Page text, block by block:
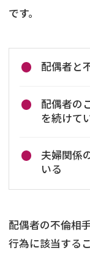
です。
配偶者と
配偶者の
を続けて
夫婦関係
いる
配偶者の不倫相
行為に該当する